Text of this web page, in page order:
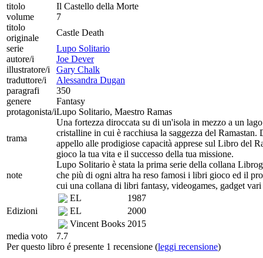
titolo
Il Castello della Morte
volume
7
titolo
originale
Castle Death
serie
Lupo Solitario
autore/i
Joe Dever
illustratore/i
Gary Chalk
traduttore/i
Alessandra Dugan
paragrafi
350
genere
Fantasy
protagonista/iLupo Solitario, Maestro Ramas
trama
Una fortezza diroccata su di un'isola in mezzo a un
cristalline in cui è racchiusa la saggezza del
appello alle prodigiose capacità apprese sul Libro del
gioco la tua vita e il successo della tua missione.
note
Lupo Solitario è stata la prima serie della collana
che più di ogni altra ha reso famosi i libri gioco ed il
cui una collana di libri fantasy, videogames, gadget
Edizioni
EL
1987
EL
2000
Vincent Books 2015
media voto
7.7
Per questo libro é presente 1 recensione (leggi recensione)